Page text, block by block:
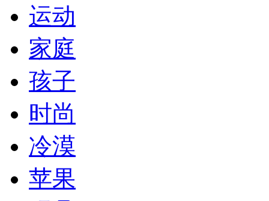
运动
家庭
孩子
时尚
冷漠
苹果